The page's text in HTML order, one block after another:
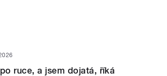
ruce, a jsem dojatá, říká